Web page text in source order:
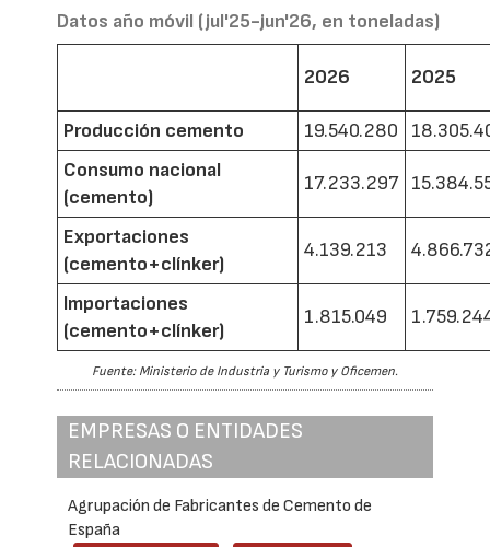
Datos año móvil (jul'25-jun'26, en toneladas)
2026 2025
Producción cemento 19.540.280
Consumo nacional
(cemento)
17.233.297
Exportaciones
(cemento+clínker)
4.139.213
Importaciones
(cemento+clínker)
1.815.049
Fuente: Ministerio de Industria y Turismo y Oficemen.
EMPRESAS O ENTIDADES
RELACIONADAS
Agrupación de Fabricantes de Cemento de
España